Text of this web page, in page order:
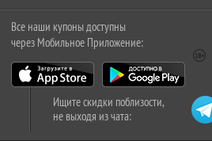
Все наши купоны доступны
через Мобильное Приложение:
Ищите скидки поблизости,
не выходя из чата: